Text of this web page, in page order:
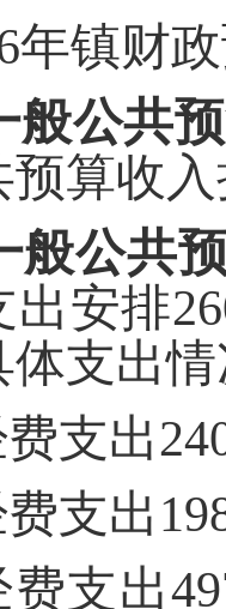
年镇财
般公共
预算收
般公共
出安排
体支出
支出
支出
费支出